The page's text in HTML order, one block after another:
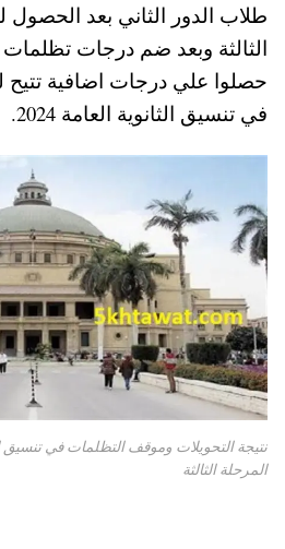
طلاب الدور الثاني بعد
الثالثة وبعد ضم درجات تظلمات
حصلوا علي درجات اضافية تتيح
في تنسيق الثانوية العامة 2024.
المرحلة الثالثة